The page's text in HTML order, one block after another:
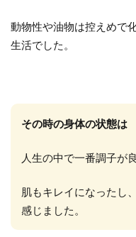
動物性や油物は控えめで
生活でした。
その時の身体の状態は
人生の中で一番調子が
肌もキレイになったし
感じました。